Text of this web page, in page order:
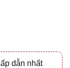
dẫn nhất